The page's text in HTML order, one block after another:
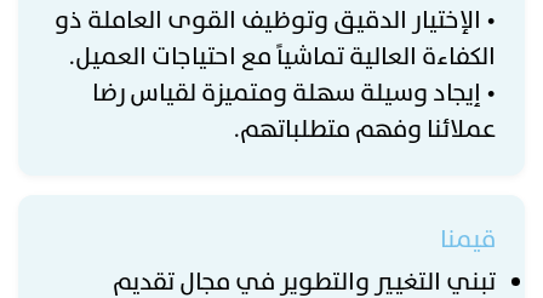
• الإختيار الدقيق وتوظيف القوى العاملة ذو
الكفاءة العالية تماشياً مع احتياجات العميل.
• إيجاد وسيلة سهلة ومتميزة لقياس رضا
عملائنا وفهم متطلباتهم.
قيمنا
تبني التغيير والتطوير في مجال تقديم